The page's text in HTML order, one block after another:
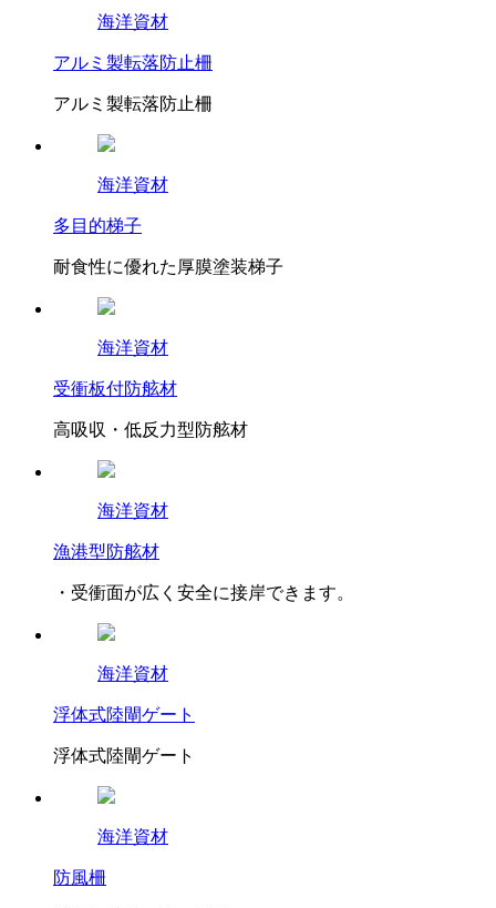
海洋資材
アルミ製転落防止柵
アルミ製転落防止柵
海洋資材
多目的梯子
耐食性に優れた厚膜塗装梯子
海洋資材
受衝板付防舷材
高吸収・低反力型防舷材
海洋資材
漁港型防舷材
・受衝面が広く安全に接岸できます。
海洋資材
浮体式陸閘ゲート
浮体式陸閘ゲート
海洋資材
防風柵